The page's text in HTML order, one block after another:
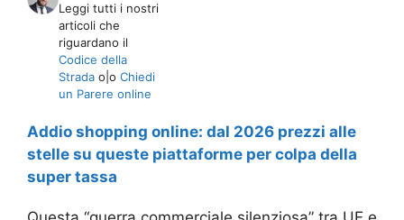
Leggi tutti i nostri
articoli che
riguardano il
Codice della
Strada o|o Chiedi
un Parere online
Addio shopping online: dal 2026 prezzi alle
stelle su queste piattaforme per colpa della
super tassa